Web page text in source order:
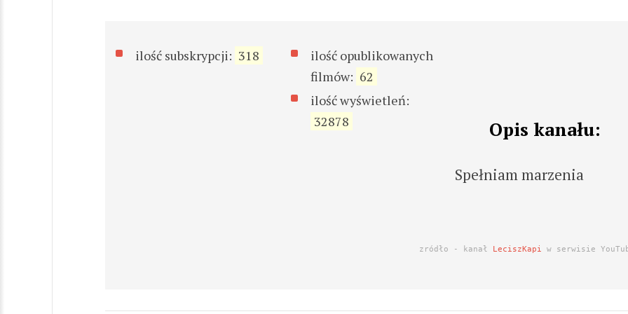
ilość subskrypcji: 318
ilość opublikowanych
filmów: 62
ilość wyświetleń:
32878
Opis kanału:
Spełniam marzenia
zródło - kanał LeciszKapi w serwisie